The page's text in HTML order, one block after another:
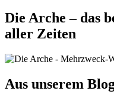
Die Arche – das
aller Zeiten
Aus unserem